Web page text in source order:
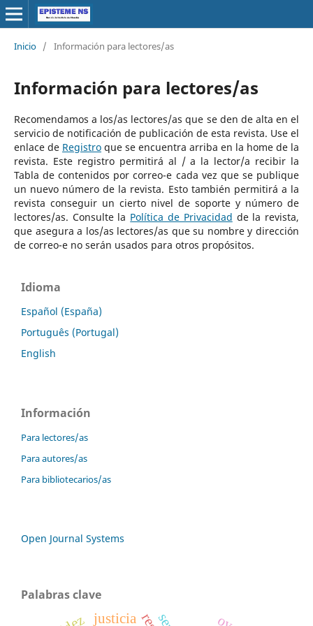
Inicio / Información para lectores/as
Información para lectores/as
Recomendamos a los/as lectores/as que se den de alta en el
servicio de notificación de publicación de esta revista. Use el
enlace de Registroque se encuentra arriba en la home de la
revista. Este registro permitirá al / a la lector/a recibir la
Tabla de contenidos por correo-e cada vez que se publique
un nuevo número de la revista. Esto también permitirá a la
revista conseguir un cierto nivel de soporte y número de
lectores/as. Consulte la Política de Privacidad de la revista,
que asegura a los/as lectores/as que su nombre y dirección
de correo-e no serán usados para otros propósitos.
Idioma
Español (España)
Português (Portugal)
English
Información
Para lectores/as
Para autores/as
Para bibliotecarios/as
Open Journal Systems
Palabras clave
justicia